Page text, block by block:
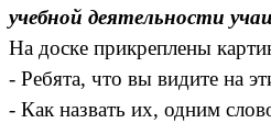
учебной деятельности
На доске прикреплены
- Ребята, что вы видите на
- Как назвать их, одним